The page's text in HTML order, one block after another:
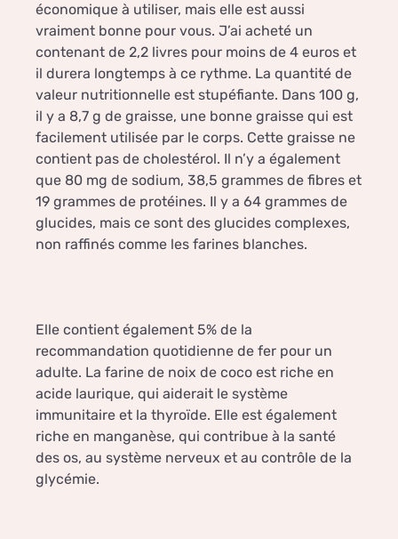
économique à utiliser, mais elle est aussi
vraiment bonne pour vous. J’ai acheté un
contenant de 2,2 livres pour moins de 4 euros et
il durera longtemps à ce rythme. La quantité de
valeur nutritionnelle est stupéfiante. Dans 100 g,
il y a 8,7 g de graisse, une bonne graisse qui est
facilement utilisée par le corps. Cette graisse ne
contient pas de cholestérol. Il n’y a également
que 80 mg de sodium, 38,5 grammes de fibres et
19 grammes de protéines. Il y a 64 grammes de
glucides, mais ce sont des glucides complexes,
non raffinés comme les farines blanches.
Elle contient également 5% de la
recommandation quotidienne de fer pour un
adulte. La farine de noix de coco est riche en
acide laurique, qui aiderait le système
immunitaire et la thyroïde. Elle est également
riche en manganèse, qui contribue à la santé
des os, au système nerveux et au contrôle de la
glycémie.